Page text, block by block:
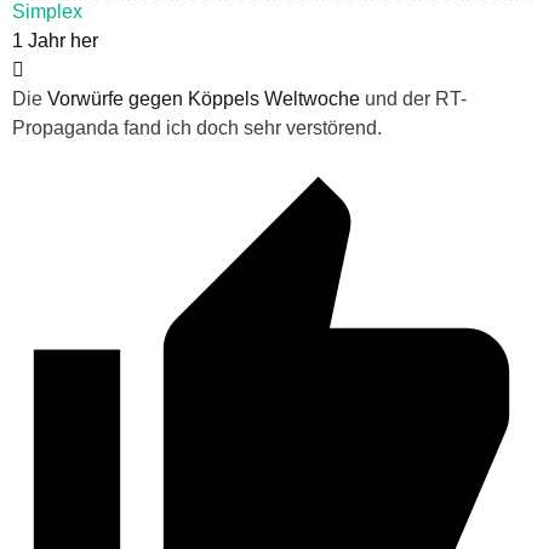
Simplex
1 Jahr her
Die Vorwürfe gegen Köppels Weltwoche und der RT-
Propaganda fand ich doch sehr verstörend.